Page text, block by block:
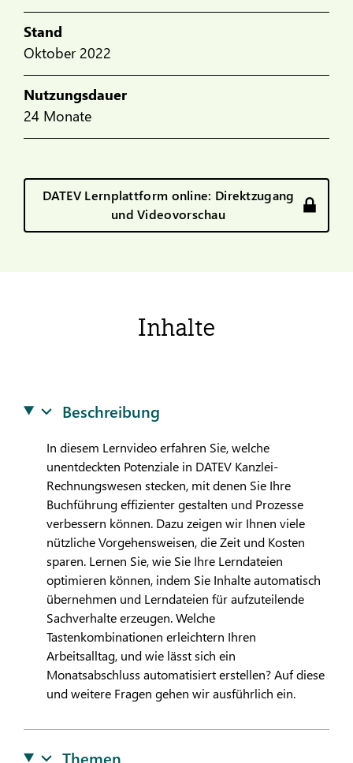
Stand
Oktober 2022
Nutzungsdauer
24 Monate
DATEV Lernplattform online: Direktzugang
und Videovorschau
Inhalte
Beschreibung
In diesem Lernvideo erfahren Sie, welche
unentdeckten Potenziale in DATEVKanzlei-
Rechnungswesen stecken, mit denen Sie Ihre
Buchführung effizienter gestalten und Prozesse
verbessern können. Dazu zeigen wir Ihnen viele
nützliche Vorgehensweisen, die Zeit und Kosten
sparen. Lernen Sie, wie Sie Ihre Lerndateien
optimieren können, indem Sie Inhalte automatisch
übernehmen und Lerndateien für aufzuteilende
Sachverhalte erzeugen. Welche
Tastenkombinationen erleichtern Ihren
Arbeitsalltag, und wie lässt sich ein
Monatsabschluss automatisiert erstellen? Auf diese
und weitere Fragen gehen wir ausführlich ein.
Themen